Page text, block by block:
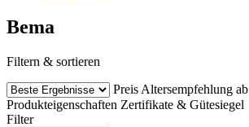
Bema
Filtern & sortieren
Preis Altersempfehlung ab
Produkteigenschaften Zertifikate & Gütesiegel
Filter